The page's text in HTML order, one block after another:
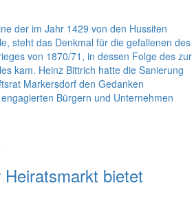
der im Jahr 1429 von den Hussiten
steht das Denkmal für die gefallenen des
von 1870/71, in dessen Folge des zur
kam. Heinz Bittrich hatte die Sanierung
Markersdorf den Gedanken
Bürgern und Unternehmen
bietet